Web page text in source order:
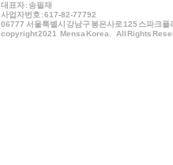
대표자 : 송필재
사업자번호 : 617-82-77792
06777 서울특별시 강남구 봉은사로 125 스파
copyright 2021 Mensa Korea. All Rights